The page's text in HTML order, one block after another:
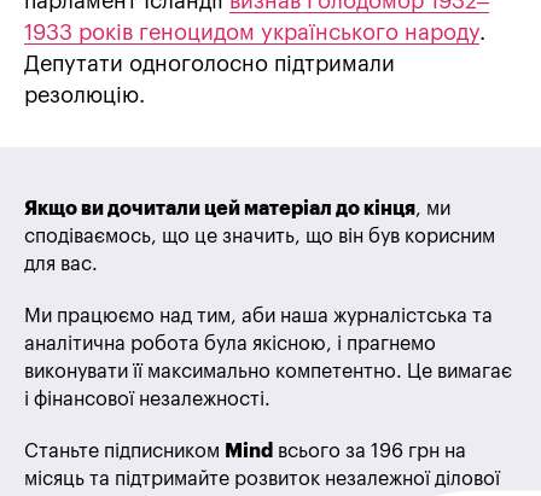
1933 років геноцидом українського народу.
Депутати одноголосно підтримали
резолюцію.
Якщо ви дочитали цей матеріал до кінця, ми
сподіваємось, що це значить, що він був корисним
для вас.
Ми працюємо над тим, аби наша журналістська та
аналітична робота була якісною, і прагнемо
виконувати її максимально компетентно. Це вимагає
і фінансової незалежності.
Станьте підписником Mind всього за 196 грн на
місяць та підтримайте розвиток незалежної ділової